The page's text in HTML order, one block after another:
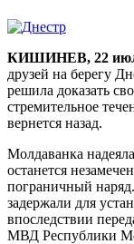
КИШИНЕВ, 22
друзей на берегу
решила доказать
стремительное
вернется назад.
Молдаванка
останется
пограничный
задержали для
впоследствии
МВД Республики